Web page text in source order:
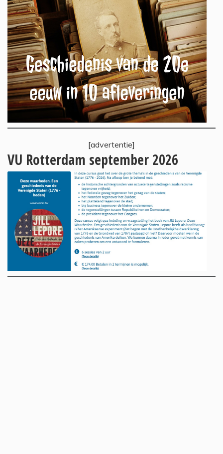
[advertentie]
VU Rotterdam september 2026